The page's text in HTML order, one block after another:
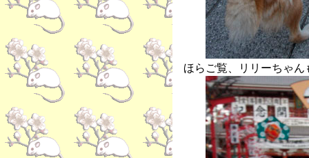
ほらご覧、リリーちゃん